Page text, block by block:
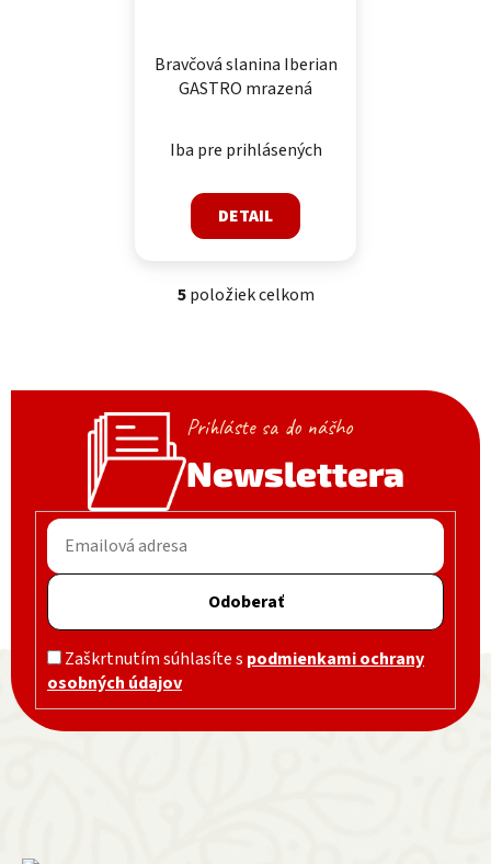
Bravčová slanina Iberian
GASTRO mrazená
Iba pre prihlásených
DETAIL
Ovládacie prvky výpisu
5položiek celkom
Prihláste sa do nášho
Newslettera
Odoberať
Zaškrtnutím súhlasíte s podmienkami ochrany
osobných údajov
Zápätie